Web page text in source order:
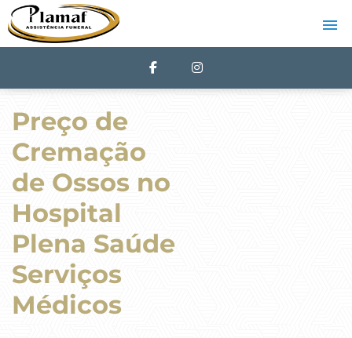
Preço de
Cremação
de Ossos no
Hospital
Plena Saúde
Serviços
Médicos